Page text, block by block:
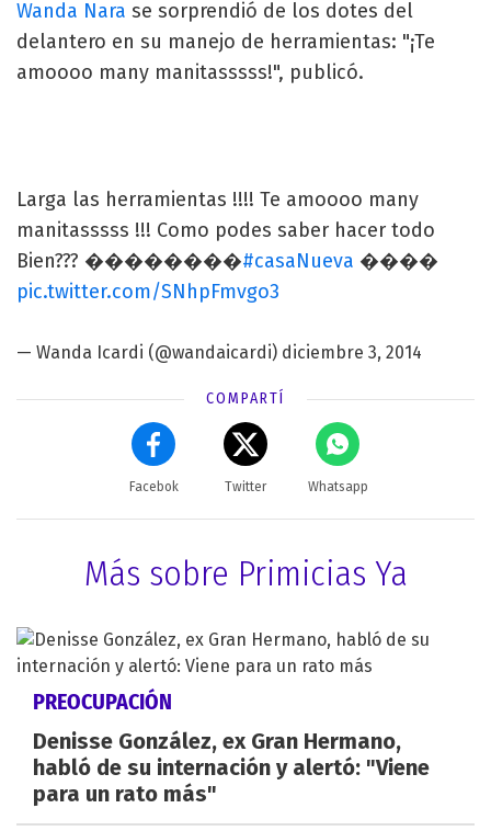
Wanda Nara se sorprendió de los dotes del
delantero en su manejo de herramientas: "¡Te
amoooo many manitasssss!", publicó.
Larga las herramientas !!!! Te amoooo many
manitasssss !!! Como podes saber hacer todo
Bien??? ��������#casaNueva ����
pic.twitter.com/SNhpFmvgo3
— Wanda Icardi (@wandaicardi) diciembre 3, 2014
COMPARTÍ
Facebok Twitter Whatsapp
Más sobre Primicias Ya
PREOCUPACIÓN
Denisse González, ex Gran Hermano,
habló de su internación y alertó: "Viene
para un rato más"